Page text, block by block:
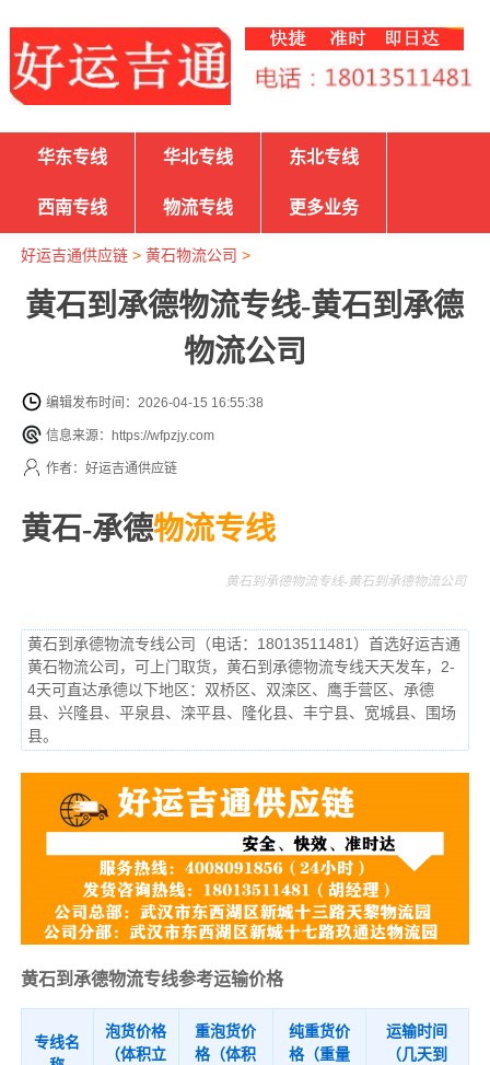
华东专线 华北专线 东北专线
西南专线 物流专线 更多业务
好运吉通供应链> 黄石物流公司 >
黄石到承德物流专线-黄石到承德
物流公司
编辑发布时间：2026-04-15 16:55:38
信息来源：https://wfpzjy.com
作者：好运吉通供应链
黄石-承德物流专线
黄石到承德物流专线-黄石到承德物流公司
黄石到承德物流专线公司（电话：18013511481）首选好运吉通
黄石物流公司，可上门取货，黄石到承德物流专线天天发车，2-
4天可直达承德以下地区：双桥区、双滦区、鹰手营区、承德
县、兴隆县、平泉县、滦平县、隆化县、丰宁县、宽城县、围场
县。
黄石到承德物流专线参考运输价格
专线名
泡货价格
（体积立
重泡货价
格（体积
纯重货价
格（重量
运输时间
（几天到